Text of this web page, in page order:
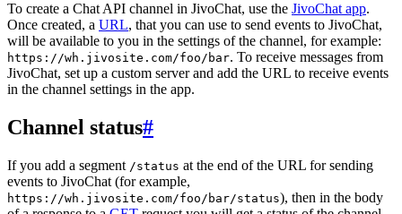
To create a Chat API channel in JivoChat, use the JivoChat app.
Once created, a URL, that you can use to send events to JivoChat,
will be available to you in the settings of the channel, for example:
https://wh.jivosite.com/foo/bar. To receive messages from
JivoChat, set up a custom server and add the URL to receive events
in the channel settings in the app.
Channel status#
If you add a segment /status at the end of the URL for sending
events to JivoChat (for example,
https://wh.jivosite.com/foo/bar/status), then in the body